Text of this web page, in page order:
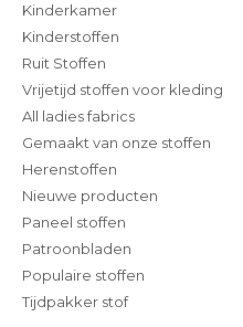
Kinderkamer
Kinderstoffen
Ruit Stoffen
Vrijetijd stoffen voor kleding
All ladies fabrics
Gemaakt van onze stoffen
Herenstoffen
Nieuwe producten
Paneel stoffen
Patroonbladen
Populaire stoffen
Tijdpakker stof